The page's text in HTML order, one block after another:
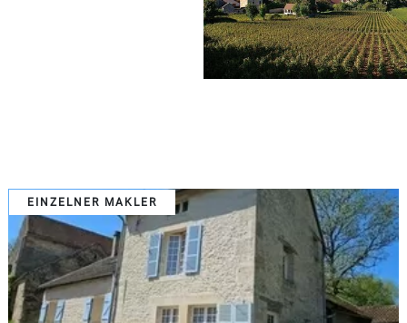
Cottage
Charakterhaus
Modernes
Haus
Chalet
Haus mit
EINZELNER MAKLER